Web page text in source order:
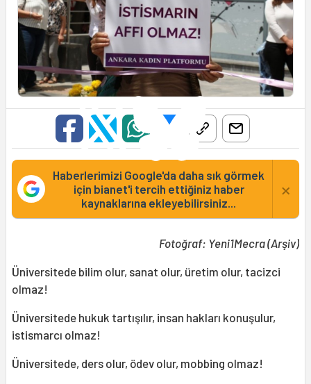
Haberlerimizi Google'da daha sık görmek
için bianet'i tercih ettiğiniz haber
kaynaklarına ekleyebilirsiniz...
×
Fotoğraf: Yeni1Mecra (Arşiv)
Üniversitede bilim olur, sanat olur, üretim olur, tacizci
olmaz!
Üniversitede hukuk tartışılır, insan hakları konuşulur,
istismarcı olmaz!
Üniversitede, ders olur, ödev olur, mobbing olmaz!